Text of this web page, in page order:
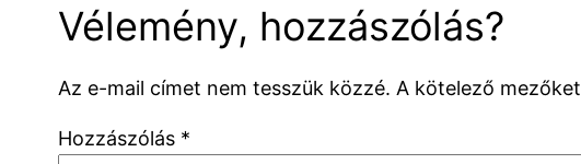
Vélemény, hozzászólás?
Az e-mail címet nem tesszük közzé. A kötelező mezőket
Hozzászólás *